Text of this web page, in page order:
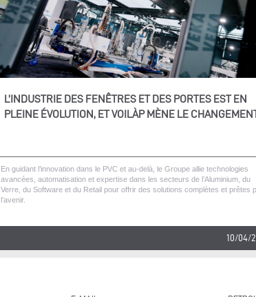
L’INDUSTRIE DES FENÊTRES ET DES PORTES EST EN
PLEINE ÉVOLUTION, ET VOILÀP MÈNE LE
En guidant l’innovation dans le PVC et au-delà, le Groupe allie technologies
avancées, automatisation et expertise dans les secteurs de l’Aluminium, du
Verre, du Software et du Retail pour offrir des solutions complètes et prêtes
l’avenir.
10/04/